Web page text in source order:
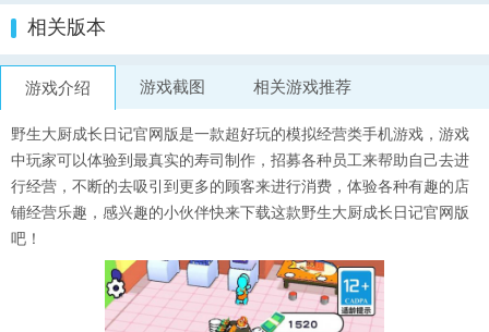
相关版本
游戏介绍 游戏截图 相关游戏推荐
野生大厨成长日记官网版是一款超好玩的模拟经营类手机游戏，游戏
中玩家可以体验到最真实的寿司制作，招募各种员工来帮助自己去进
行经营，不断的去吸引到更多的顾客来进行消费，体验各种有趣的店
铺经营乐趣，感兴趣的小伙伴快来下载这款野生大厨成长日记官网版
吧！